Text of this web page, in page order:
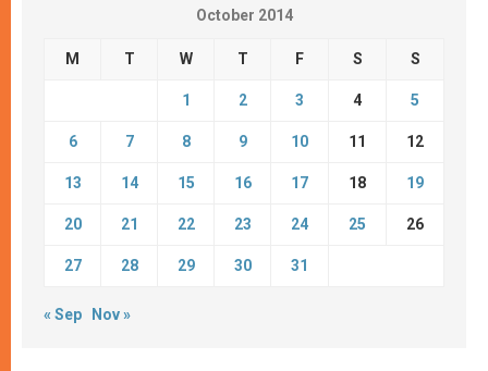
October 2014
M T W T F S S
1 2 3 4 5
6 7 8 9 10 11 12
13 14 15 16 17 18 19
20 21 22 23 24 25 26
27 28 29 30 31
« Sep Nov »